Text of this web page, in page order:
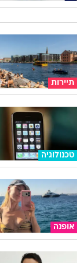
תיירות
טכנולוגיה
אופנה